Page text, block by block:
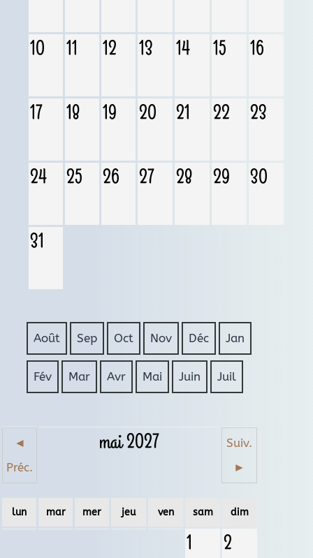
10 11 12 13 14 15 16
17 18 19 20 21 22 23
24 25 26 27 28 29 30
31
Août Sep Oct Nov Déc Jan
Fév Mar Avr Mai Juin Juil
◄
Préc.
mai 2027
Suiv.
►
lun mar mer jeu ven sam dim
1 2